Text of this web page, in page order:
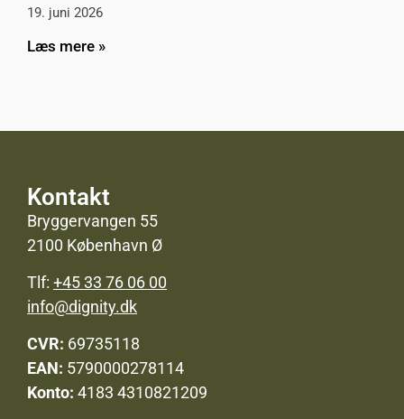
19. juni 2026
Læs mere »
Kontakt
Bryggervangen 55
2100 København Ø
Tlf: +45 33 76 06 00
info@dignity.dk
CVR: 69735118
EAN: 5790000278114
Konto: 4183 4310821209